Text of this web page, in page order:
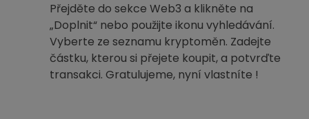
Přejděte do sekce Web3 a klikněte na
„Doplnit“ nebo použijte ikonu vyhledávání.
Vyberte ze seznamu kryptoměn. Zadejte
částku, kterou si přejete koupit, a potvrďte
transakci. Gratulujeme, nyní vlastníte !